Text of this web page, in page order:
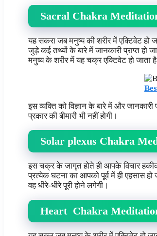
Sacral Chakra
यह सकरा जब मनुष्य की शरीर में एक्टिवेट हो
जुड़े कई तथ्यों के बारे में जानकारी प्राप्त हो
मनुष्य के शरीर में यह चक्र एक्टिवेट हो जाता
इस व्यक्ति को विज्ञान के बारे में और
प्रकार की बीमारी भी नहीं होगी।
Solar plexus Chakra
इस चक्र के जागृत होते ही आपके विचार
प्रत्येक घटना का आपको पूर्व में ही एहसास
वह धीरे-धीरे पूरी होने लगेगी।
Heart Chakra